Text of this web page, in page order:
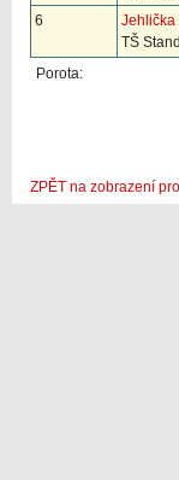
6
Jehlička
TŠ
Porota:
ZPĚT na zobrazení